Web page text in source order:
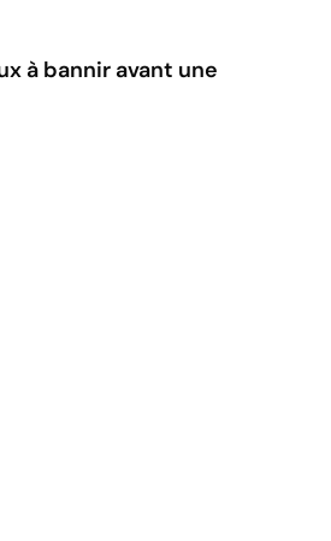
à bannir avant une